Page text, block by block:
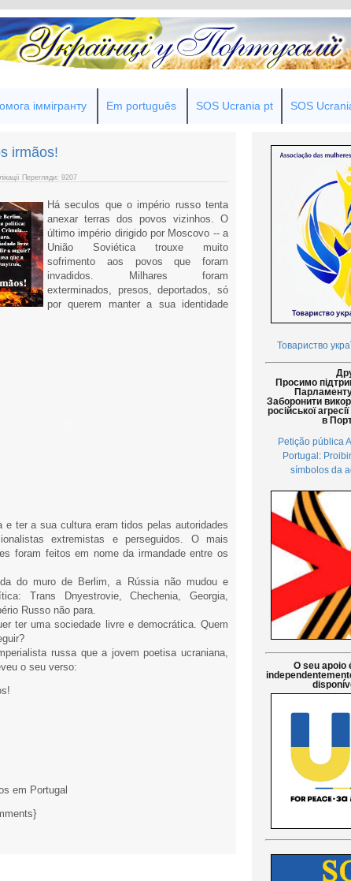
іммігранту Em português SOS Ucrania pt SOS
irmãos!
Перегляди: 9207
Há seculos que o império russo tenta
anexar terras dos povos vizinhos. O
último império dirigido por Moscovo -- a
União Soviética trouxe muito
sofrimento aos povos que foram
invadidos. Milhares foram
exterminados, presos, deportados, só
por querem manter a sua identidade
e ter a sua cultura eram tidos pelas autoridades
extremistas e perseguidos. O mais
foram feitos em nome da irmandade entre os
do muro de Berlim, a Rússia não mudou e
Trans Dnyestrovie, Chechenia, Georgia,
Russo não para.
ter uma sociedade livre e democrática. Quem
russa que a jovem poetisa ucraniana,
o seu verso:
em Portugal
Товариство
Просимо
Заборонити
російської
в
Petição pública
Portugal:
símbolos da
O seu apoio